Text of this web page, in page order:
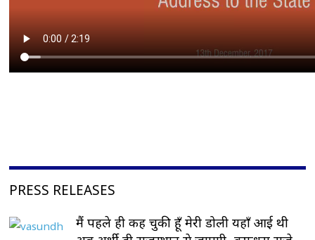
PRESS RELEASES
मैं पहले ही कह चुकी हूँ मेरी डोली यहाँ आई थी